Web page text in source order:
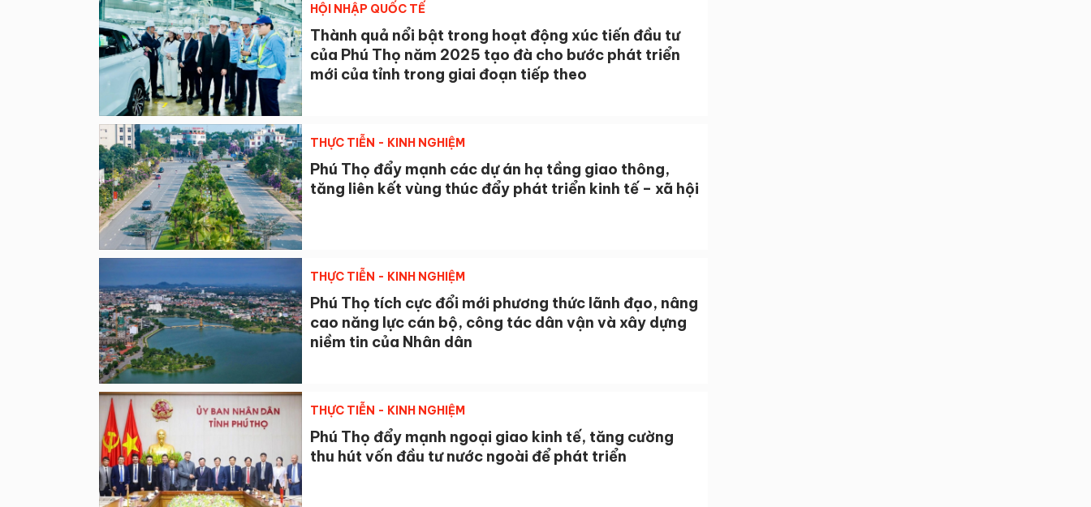
HỘI NHẬP QUỐC TẾ
Thành quả nổi bật trong hoạt động xúc tiến đầu tư
của Phú Thọ năm 2025 tạo đà cho bước phát triển
mới của tỉnh trong giai đoạn tiếp theo
THỰC TIỄN - KINH NGHIỆM
Phú Thọ đẩy mạnh các dự án hạ tầng giao thông,
tăng liên kết vùng thúc đẩy phát triển kinh tế – xã hội
THỰC TIỄN - KINH NGHIỆM
Phú Thọ tích cực đổi mới phương thức lãnh đạo, nâng
cao năng lực cán bộ, công tác dân vận và xây dựng
niềm tin của Nhân dân
THỰC TIỄN - KINH NGHIỆM
Phú Thọ đẩy mạnh ngoại giao kinh tế, tăng cường
thu hút vốn đầu tư nước ngoài để phát triển